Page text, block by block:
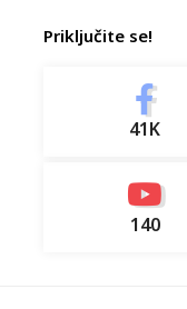
Priključite se!
41K
140